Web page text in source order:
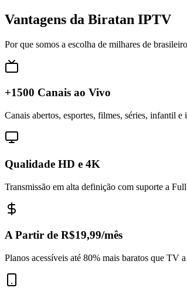
Vantagens da Biratan IPTV
Por que somos a escolha de milhares de
+1500 Canais ao Vivo
Canais abertos, esportes, filmes, séries, infantil
Qualidade HD e 4K
Transmissão em alta definição com suporte a
A Partir de R$19,99/mês
Planos acessíveis até 80% mais baratos que TV